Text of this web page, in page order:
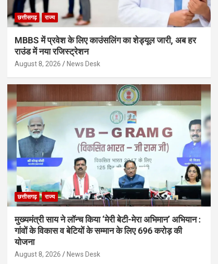
छत्तीसगढ़ राज्य
MBBS में प्रवेश के लिए काउंसलिंग का शेड्यूल जारी, अब हर
राउंड में नया रजिस्ट्रेशन
August 8, 2026 News Desk
छत्तीसगढ़ राज्य
मुख्यमंत्री साय ने लॉन्च किया ‘मेरी बेटी-मेरा अभिमान’ अभियान :
गांवों के विकास व बेटियों के सम्मान के लिए 696 करोड़ की
योजना
August 8, 2026 News Desk